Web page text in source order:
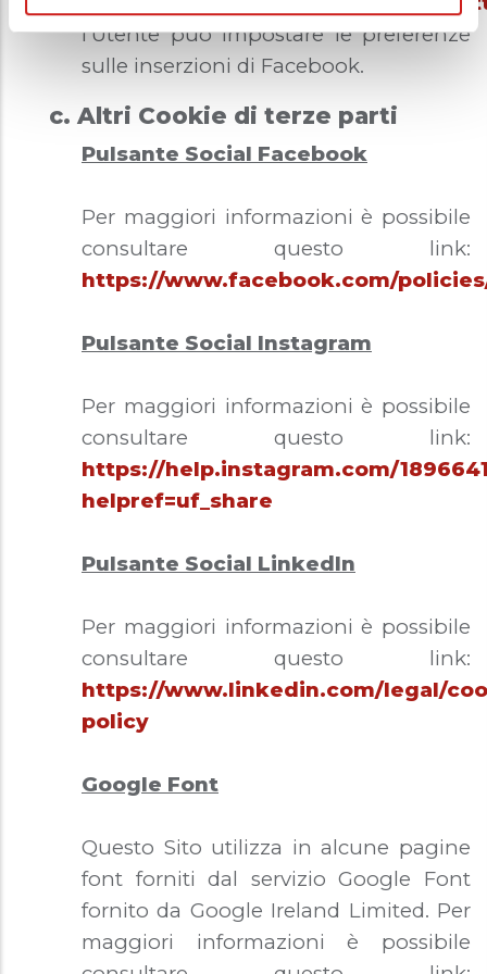
l’Utente può impostare le preferenze
sulle inserzioni di Facebook.
c. Altri Cookie di terze parti
Pulsante Social Facebook
Per maggiori informazioni è possibile
consultare questo link:
https://www.facebook.com/
Pulsante Social Instagram
Per maggiori informazioni è possibile
consultare questo link:
https://help.instagram.com/
helpref=uf_share
Pulsante Social LinkedIn
Per maggiori informazioni è possibile
consultare questo link:
https://www.linkedin.com/legal/
policy
Google Font
Questo Sito utilizza in alcune pagine
font forniti dal servizio Google Font
fornito da Google Ireland Limited. Per
maggiori informazioni è possibile